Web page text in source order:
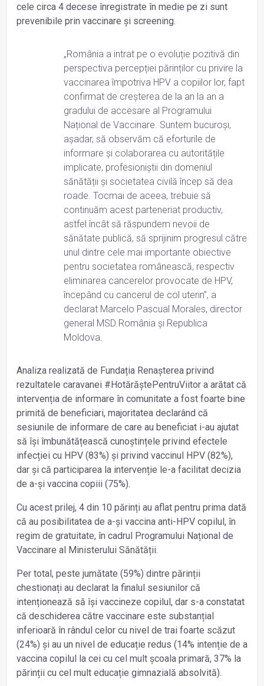
cele circa 4 decese înregistrate în medie pe zi sunt
prevenibile prin vaccinare și screening.
„România a intrat pe o evoluție pozitivă din
perspectiva percepției părinților cu privire la
vaccinarea împotriva HPV a copiilor lor, fapt
confirmat de creșterea de la an la an a
gradului de accesare al Programului
Național de Vaccinare. Suntem bucuroși,
așadar, să observăm că eforturile de
informare și colaborarea cu autoritățile
implicate, profesioniștii din domeniul
sănătății și societatea civilă încep să dea
roade. Tocmai de aceea, trebuie să
continuăm acest parteneriat productiv,
astfel încât să răspundem nevoii de
sănătate publică, să sprijinim progresul către
unul dintre cele mai importante obiective
pentru societatea românească, respectiv
eliminarea cancerelor provocate de HPV,
începând cu cancerul de col uterin”, a
declarat Marcelo Pascual Morales, director
general MSD România și Republica
Moldova.
Analiza realizată de Fundația Renașterea privind
rezultatele caravanei #HotărăștePentruViitor a arătat că
intervenția de informare în comunitate a fost foarte bine
primită de beneficiari, majoritatea declarând că
sesiunile de informare de care au beneficiat i-au ajutat
să își îmbunătățească cunoștințele privind efectele
infecției cu HPV (83%) și privind vaccinul HPV (82%),
dar și că participarea la intervenție le-a facilitat decizia
de a-și vaccina copiii (75%).
Cu acest prilej, 4 din 10 părinți au aflat pentru prima dată
că au posibilitatea de a-și vaccina anti-HPV copilul, în
regim de gratuitate, în cadrul Programului Național de
Vaccinare al Ministerului Sănătății.
Per total, peste jumătate (59%) dintre părinții
chestionați au declarat la finalul sesiunilor că
intenționează să își vaccineze copilul, dar s-a constatat
că deschiderea către vaccinare este substanțial
inferioară în rândul celor cu nivel de trai foarte scăzut
(24%) și au un nivel de educație redus (14% intenție de a
vaccina copilul la cei cu cel mult școala primară, 37% la
părinții cu cel mult educație gimnazială absolvită).